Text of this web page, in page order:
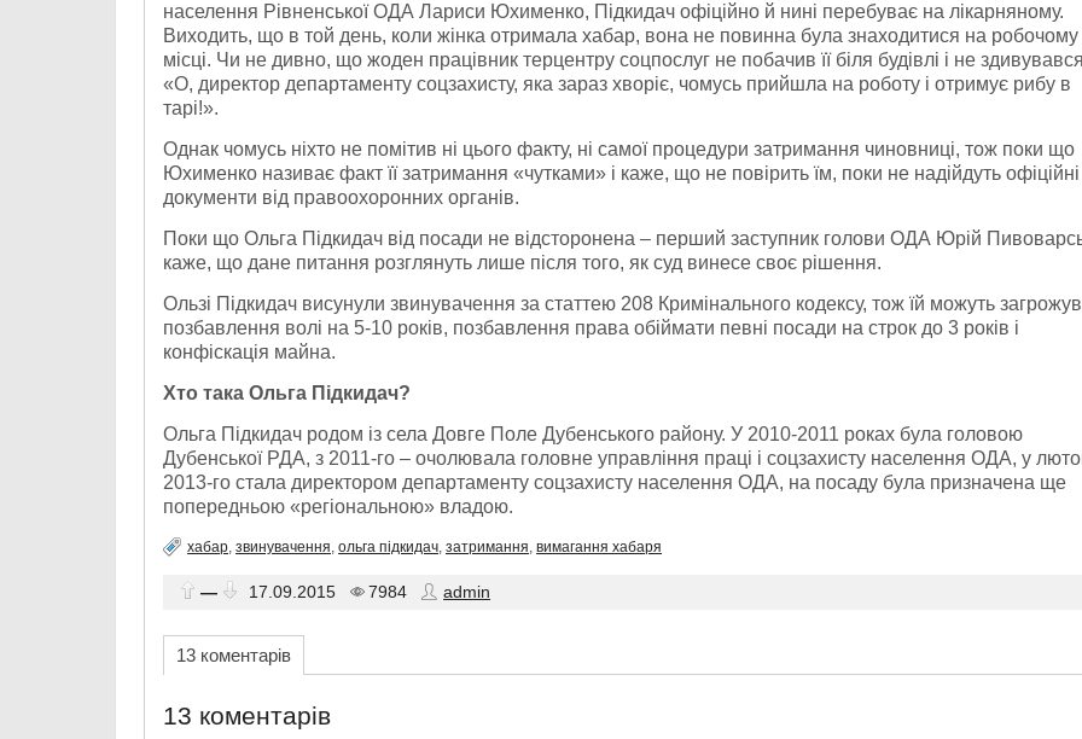
населення Рівненської ОДА Лариси Юхименко, Підкидач офіційно й нині перебуває на лікарняному.
Виходить, що в той день, коли жінка отримала хабар, вона не повинна була знаходитися на робочому
місці. Чи не дивно, що жоден працівник терцентру соцпослуг не побачив її біля будівлі і не
«О, директор департаменту соцзахисту, яка зараз хворіє, чомусь прийшла на роботу і отримує рибу в
тарі!».
Однак чомусь ніхто не помітив ні цього факту, ні самої процедури затримання чиновниці, тож поки що
Юхименко називає факт її затримання «чутками» і каже, що не повірить їм, поки не надійдуть офіційні
документи від правоохоронних органів.
Поки що Ольга Підкидач від посади не відсторонена – перший заступник голови ОДА Юрій
каже, що дане питання розглянуть лише після того, як суд винесе своє рішення.
Ользі Підкидач висунули звинувачення за статтею 208 Кримінального кодексу, тож їй можуть
позбавлення волі на 5-10 років, позбавлення права обіймати певні посади на строк до 3 років і
конфіскація майна.
Хто така Ольга Підкидач?
Ольга Підкидач родом із села Довге Поле Дубенського району. У 2010-2011 роках була головою
Дубенської РДА, з 2011-го – очолювала головне управління праці і соцзахисту населення ОДА, у
2013-го стала директором департаменту соцзахисту населення ОДА, на посаду була призначена ще
попередньою «регіональною» владою.
хабар,звинувачення,ольга підкидач,затримання,вимагання хабаря
— 17.09.2015 7984 admin
13 коментарів
13 коментарів